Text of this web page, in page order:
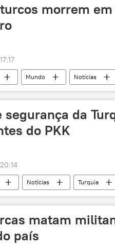
morrem
Mundo Notícias
IHA acidente
segurança da
do PKK
Notícias Turquia
matam
país